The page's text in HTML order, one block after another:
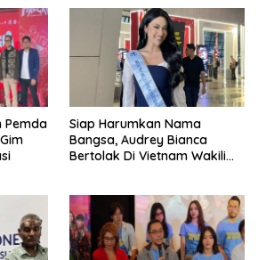
Pemda
Siap Harumkan Nama
Bangsa, Audrey Bianca
Bertolak Di Vietnam Wakili